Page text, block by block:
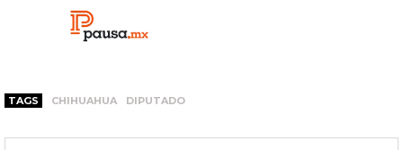
TAGS CHIHUAHUA DIPUTADO